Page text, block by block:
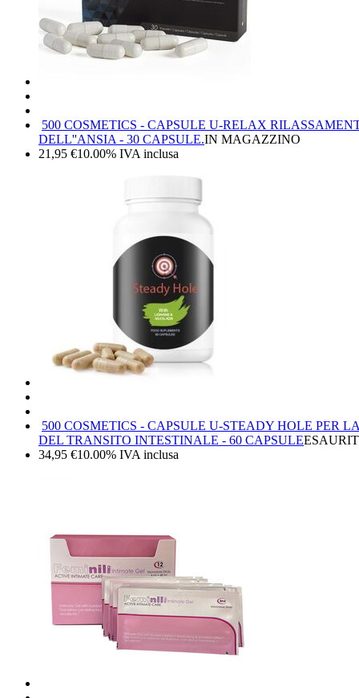
500 COSMETICS - CAPSULE U-RELAX
DELL''ANSIA - 30 CAPSULE.IN MAGAZZINO
21,95 €10.00% IVA inclusa
500 COSMETICS - CAPSULE U-STEADY HOLE PER
DEL TRANSITO INTESTINALE - 60 CAPSULE
34,95 €10.00% IVA inclusa